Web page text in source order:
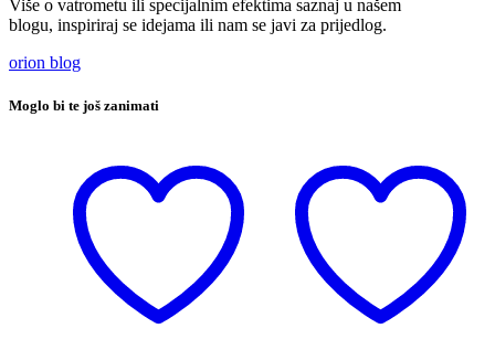
Više o vatrometu ili specijalnim efektima saznaj u našem
blogu, inspiriraj se idejama ili nam se javi za prijedlog.
orion blog
Moglo bi te još zanimati